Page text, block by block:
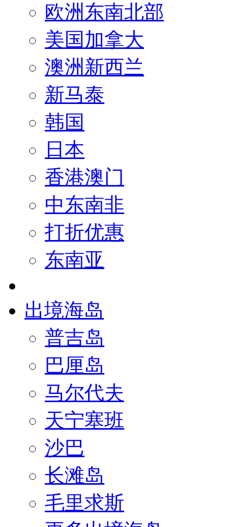
欧洲东南北部
美国加拿大
澳洲新西兰
新马泰
韩国
日本
香港澳门
中东南非
打折优惠
东南亚
出境海岛
普吉岛
巴厘岛
马尔代夫
天宁塞班
沙巴
长滩岛
毛里求斯